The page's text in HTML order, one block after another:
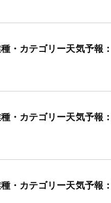
・カテゴリー天気予報
・カテゴリー天気予
・カテゴリー天気予